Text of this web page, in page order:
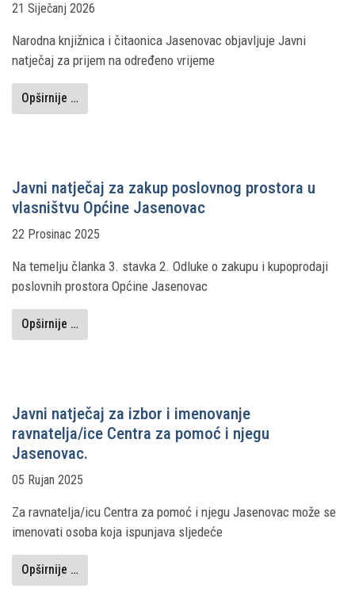
21 Siječanj 2026
Narodna knjižnica i čitaonica Jasenovac objavljuje Javni
natječaj za prijem na određeno vrijeme
Opširnije …
Javni natječaj za zakup poslovnog prostora u
vlasništvu Općine Jasenovac
22 Prosinac 2025
Na temelju članka 3. stavka 2. Odluke o zakupu i kupoprodaji
poslovnih prostora Općine Jasenovac
Opširnije …
Javni natječaj za izbor i imenovanje
ravnatelja/ice Centra za pomoć i njegu
Jasenovac.
05 Rujan 2025
Za ravnatelja/icu Centra za pomoć i njegu Jasenovac može se
imenovati osoba koja ispunjava sljedeće
Opširnije …